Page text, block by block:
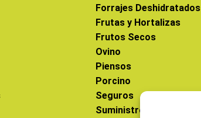
Forrajes Deshidratados
Frutas y Hortalizas
Frutos Secos
Ovino
Piensos
Porcino
Seguros
Suministros